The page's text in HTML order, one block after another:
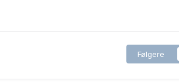
Følgere